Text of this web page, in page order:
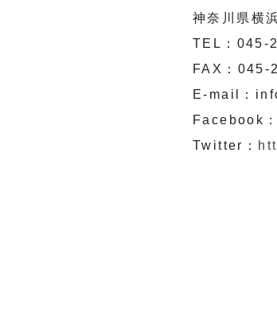
神奈川県横
TEL：045-
FAX：045-
E-mail：
Facebook：
Twitter：